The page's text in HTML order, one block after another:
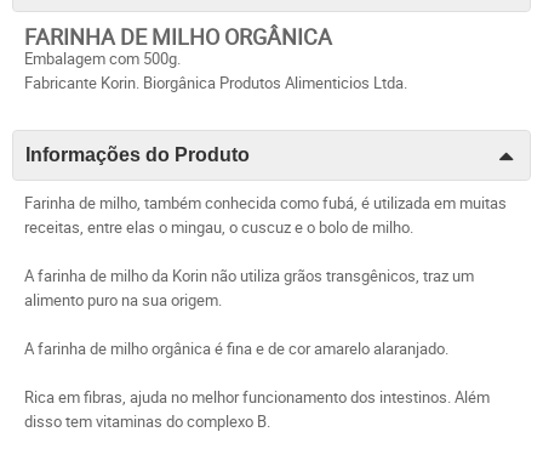
FARINHA DE MILHO ORGÂNICA
Embalagem com 500g.
Fabricante Korin. Biorgânica Produtos Alimenticios Ltda.
Informações do Produto
Farinha de milho, também conhecida como fubá, é utilizadaem muitas
receitas, entre elas o mingau, o cuscuz e o bolo de milho.
A farinha de milho da Korin não utiliza grãos transgênicos, traz um
alimento puro na sua origem.
A farinha de milho orgânica é fina e de cor amarelo alaranjado.
Rica em fibras, ajuda no melhor funcionamento dos intestinos. Além
disso tem vitaminas do complexo B.